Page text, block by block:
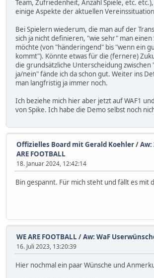
Team, Zufriedenheit, Anzahl Spiele, etc.
einige Aspekte der aktuellen
Bei Spielern wiederum, die man auf der
sich ja nicht definieren, "wie sehr" man
möchte (von "händeringend" bis "wenn ein
kommt"). Könnte etwas für die (fernere)
die grundsätzliche Unterscheidung zwischen
ja/nein" fände ich da schon gut. Weiter ins
man langfristig ja immer noch.
Ich beziehe mich hier aber jetzt auf WAF1
von Spike. Ich habe die Demo selbst noch
Offizielles Board mit Gerald Koehler/Aw:
ARE FOOTBALL
18. Januar 2024, 12:42:14
Bin gespannt. Für mich steht und fällt es mit
WE ARE FOOTBALL /Aw: WaF
16. Juli 2023, 13:20:39
Hier nochmal ein paar Wünsche und